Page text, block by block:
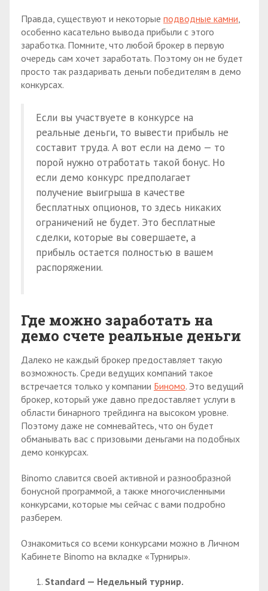
Правда, существуют и некоторые подводные камни,
особенно касательно вывода прибыли с этого
заработка. Помните, что любой брокер в первую
очередь сам хочет заработать. Поэтому он не будет
просто так раздаривать деньги победителям в демо
конкурсах.
Если вы участвуете в конкурсе на
реальные деньги, то вывести прибыль не
составит труда. А вот если на демо — то
порой нужно отработать такой бонус. Но
если демо конкурс предполагает
получение выигрыша в качестве
бесплатных опционов, то здесь никаких
ограничений не будет. Это бесплатные
сделки, которые вы совершаете, а
прибыль остается полностью в вашем
распоряжении.
Где можно заработать на
демо счете реальные деньги
Далеко не каждый брокер предоставляет такую
возможность. Среди ведущих компаний такое
встречается только у компании Биномо. Это ведущий
брокер, который уже давно предоставляет услуги в
области бинарного трейдинга на высоком уровне.
Поэтому даже не сомневайтесь, что он будет
обманывать вас с призовыми деньгами на подобных
демо конкурсах.
Binomo славится своей активной и разнообразной
бонусной программой, а также многочисленными
конкурсами, которые мы сейчас с вами подробно
разберем.
Ознакомиться со всеми конкурсами можно в Личном
Кабинете Binomo на вкладке «Турниры».
Standard — Недельный турнир.